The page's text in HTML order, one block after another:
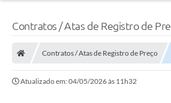
CONSELHOS MUNICIPAIS
CONTROLE INTERNO
Contratos / Atas de Registro de
Contratos / Atas de Registro de Preço
Atualizado em: 04/05/2026 às 11h32